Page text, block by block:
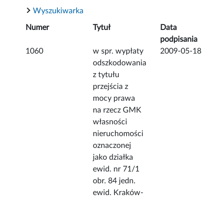
Wyszukiwarka
Numer Tytuł
Data
podpisania
1060
w spr. wypłaty
odszkodowania
z tytułu
przejścia z
mocy prawa
na rzecz GMK
własności
nieruchomości
oznaczonej
jako działka
ewid. nr 71/1
obr. 84 jedn.
ewid. Kraków-
2009-05-18